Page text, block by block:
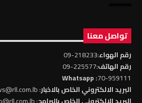
تواصل معنا
رقم الهواء:218233-09
رقم الهاتف:225577-09
70-959111
: Whatsapp
البريد الالكتروني الخاص بالاخبار: news@rll.com.lb